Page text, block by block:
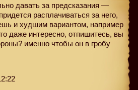
давать за предсказания —
расплачиваться за него,
и худшим вариантом, например
даже интересно, отпишитесь, вы
именно чтобы он в гробу